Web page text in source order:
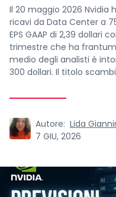
Il 20 maggio 2026 Nvidia
ricavi da Data Center a
EPS GAAP di 2,39 dollari
trimestre che ha
medio degli analisti è
300 dollari. Il titolo
Autore: Lida
7 GIU, 2026